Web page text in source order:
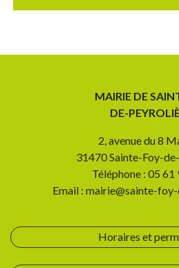
MAIRIE DE
DE-
2, avenue du 8
31470 Sainte-Foy-
Téléphone : 05 61
Email : mairie@sainte-
Horaires et